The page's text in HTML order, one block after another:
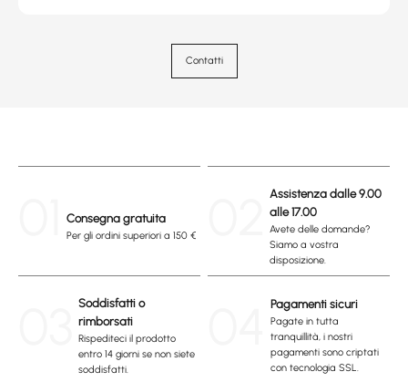
Contatti
Consegna gratuita
Per gli ordini superiori a 150 €
Assistenza dalle 9.00
alle 17.00
Avete delle domande?
Siamo a vostra
disposizione.
Soddisfatti o
rimborsati
Rispediteci il prodotto
entro 14 giorni se non siete
soddisfatti.
Pagamenti sicuri
Pagate in tutta
tranquillità, i nostri
pagamenti sono criptati
con tecnologia SSL.